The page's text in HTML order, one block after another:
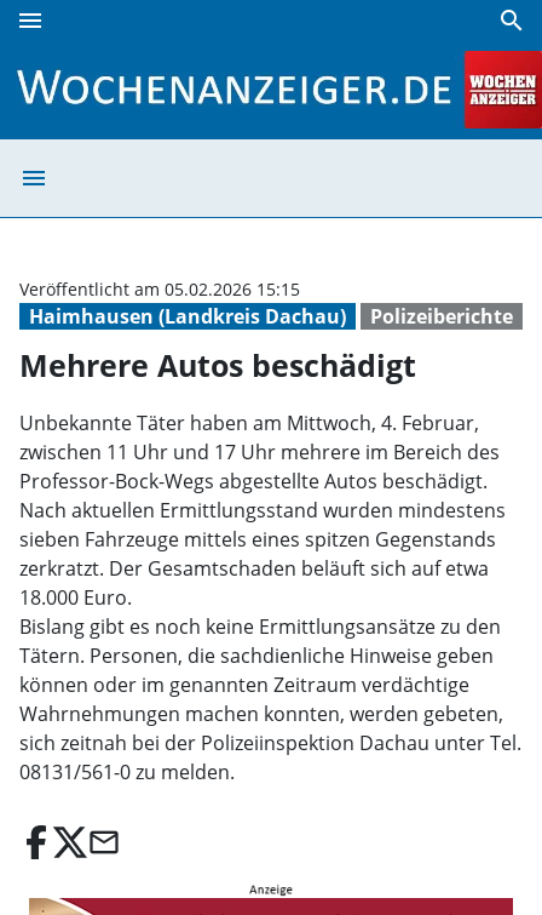
menu search
menu
Haimhausen (Landkreis Dachau) Polizeiberichte
Veröffentlicht am 05.02.2026 15:15
Mehrere Autos beschädigt
Unbekannte Täter haben am Mittwoch, 4. Februar,
zwischen 11 Uhr und 17 Uhr mehrere im Bereich des
Professor-Bock-Wegs abgestellte Autos beschädigt.
Nach aktuellen Ermittlungsstand wurden mindestens
sieben Fahrzeuge mittels eines spitzen Gegenstands
zerkratzt. Der Gesamtschaden beläuft sich auf etwa
18.000 Euro.
Bislang gibt es noch keine Ermittlungsansätze zu den
Tätern. Personen, die sachdienliche Hinweise geben
können oder im genannten Zeitraum verdächtige
Wahrnehmungen machen konnten, werden gebeten,
sich zeitnah bei der Polizeiinspektion Dachau unter Tel.
08131/561-0 zu melden.
email